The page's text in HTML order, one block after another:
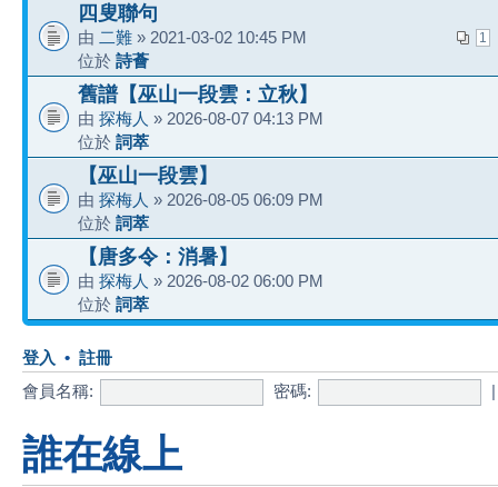
四叟聯句
1
由 二難 » 2021-03-02 10:45 PM
位於 詩薈
舊譜【巫山一段雲：立秋】
由 探梅人 » 2026-08-07 04:13 PM
位於 詞萃
【巫山一段雲】
由 探梅人 » 2026-08-05 06:09 PM
位於 詞萃
【唐多令：消暑】
由 探梅人 » 2026-08-02 06:00 PM
位於 詞萃
登入 • 註冊
會員名稱: 密碼:
誰在線上